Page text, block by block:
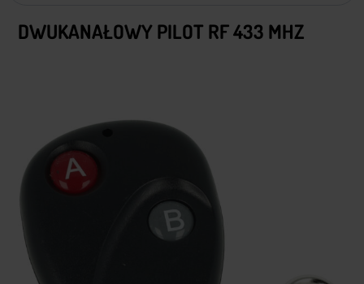
DWUKANAŁOWY PILOT RF 433 MHZ